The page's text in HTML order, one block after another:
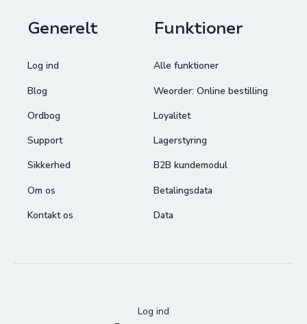
Generelt
Log ind
Blog
Ordbog
Support
Sikkerhed
Om os
Kontakt os
Funktioner
Alle funktioner
Weorder: Online bestilling
Loyalitet
Lagerstyring
B2B kundemodul
Betalingsdata
Data
Log ind